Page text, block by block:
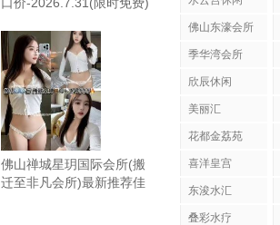
佛山禅城星玥国际会所(搬
迁至非凡会所)最新推荐佳
佛山东濠会所
季华湾会所
欣辰休闲
美丽汇
花都金荔苑
喜洋皇宫
东浚水汇
叠彩水疗